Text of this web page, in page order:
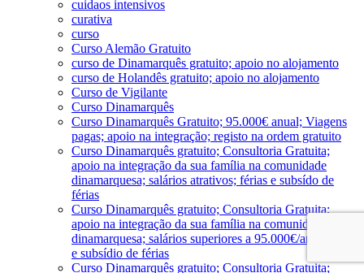
cuidaos intensivos
curativa
curso
Curso Alemão Gratuito
curso de Dinamarquês gratuito; apoio no alojamento
curso de Holandês gratuito; apoio no alojamento
Curso de Vigilante
Curso Dinamarquês
Curso Dinamarquês Gratuito; 95.000€ anual; Viagens
pagas; apoio na integração; registo na ordem gratuito
Curso Dinamarquês gratuito; Consultoria Gratuita;
apoio na integração da sua família na comunidade
dinamarquesa; salários atrativos; férias e subsído de
férias
Curso Dinamarquês gratuito; Consultoria Gratuita;
apoio na integração da sua família na comunidade
dinamarquesa; salários superiores a 95.000€/ano; férias
e subsídio de férias
Curso Dinamarquês gratuito; Consultoria Gratuita;